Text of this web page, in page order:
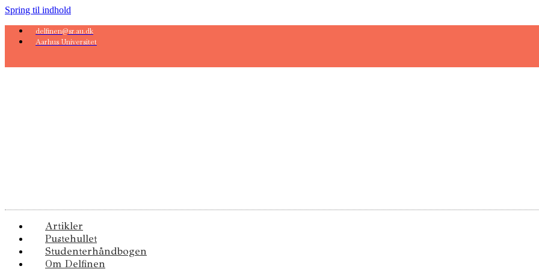
Spring til indhold
delfinen@sr.au.dk
Aarhus Universitet
Artikler
Pustehullet
Studenterhåndbogen
Om Delfinen